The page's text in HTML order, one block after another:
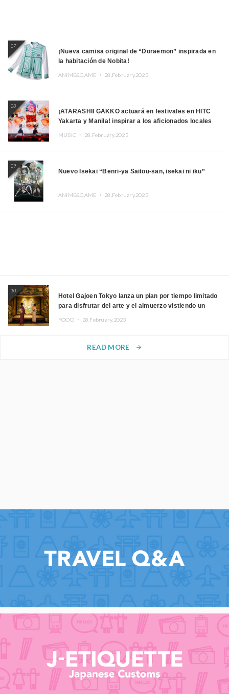
07
¡Nueva camisa original de “Doraemon” inspirada en
la habitación de Nobita!
ANIME&GAME ・ 28.February.2023
08
¡ATARASHII GAKKO actuará en festivales en HITC
Yakarta y Manila! inspirar a los aficionados locales
MUSIC ・ 28.February.2023
09
Nuevo Isekai “Benri-ya Saitou-san, isekai ni iku”
ANIME&GAME ・ 28.February.2023
10
Hotel Gajoen Tokyo lanza un plan por tiempo limitado
para disfrutar del arte y el almuerzo vistiendo un
FOOD ・ 28.February.2023
READ MORE arrow_forward